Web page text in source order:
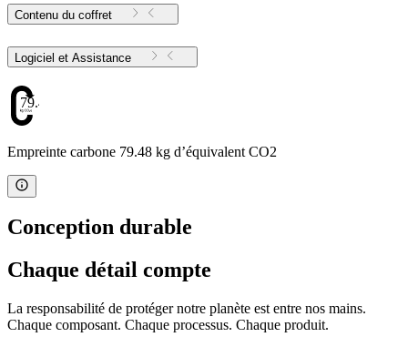
Contenu du coffret
Logiciel et Assistance
79.48
Empreinte carbone 79.48 kg d’équivalent CO2
Conception durable
Chaque détail compte
La responsabilité de protéger notre planète est entre nos mains.
Chaque composant. Chaque processus. Chaque produit.